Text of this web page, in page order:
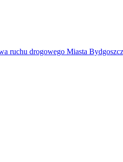
ruchu drogowego Miasta